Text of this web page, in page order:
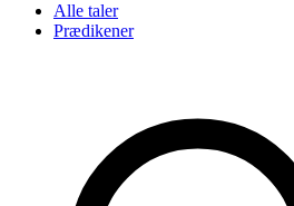
Alle taler
Prædikener